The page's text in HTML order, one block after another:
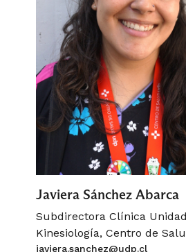
Javiera Sánchez Abarca
Subdirectora Clínica
Kinesiología, Centro de
javiera.sanchez@udp.cl